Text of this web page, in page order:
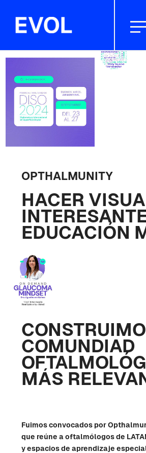
OPTHALMUNITY
HACER
EDUCACIÓN
COMUNDIAD
MÁS
Fuimos convocados por
que reúne a oftalmólogos de
y espacios de aprendizaje